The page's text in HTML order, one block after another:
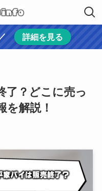
詳細を見る
了？どこに売っ
を解説！